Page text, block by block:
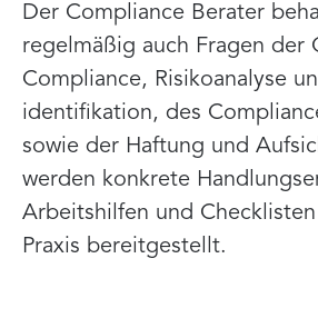
Der Compliance Berater
regelmäßig auch Fragen der
Compliance, Risikoanalyse
identifikation, des
sowie der Haftung und
werden konkrete
Arbeitshilfen und
Praxis bereitgestellt.